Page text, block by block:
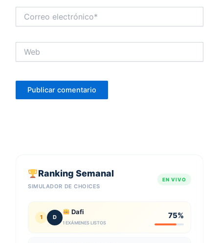
electrónico*
Ranking Semanal
SIMULADOR DE CHOICES
EN VIVO
1 D
Dafi
1 EXÁMENES LISTOS
75%